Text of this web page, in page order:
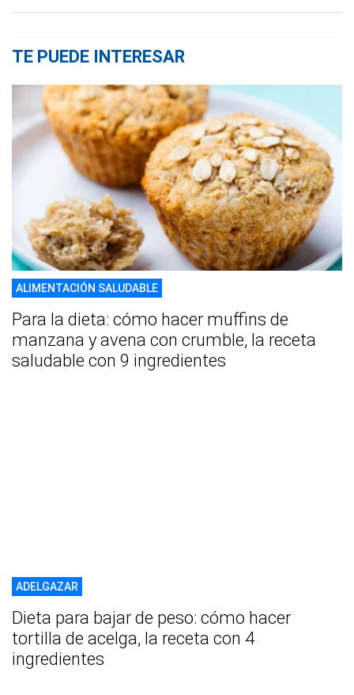
TE PUEDE INTERESAR
ALIMENTACIÓN SALUDABLE
Para la dieta: cómo hacer muffins de
manzana y avena con crumble, la receta
saludable con 9 ingredientes
ADELGAZAR
Dieta para bajar de peso: cómo hacer
tortilla de acelga, la receta con 4
ingredientes